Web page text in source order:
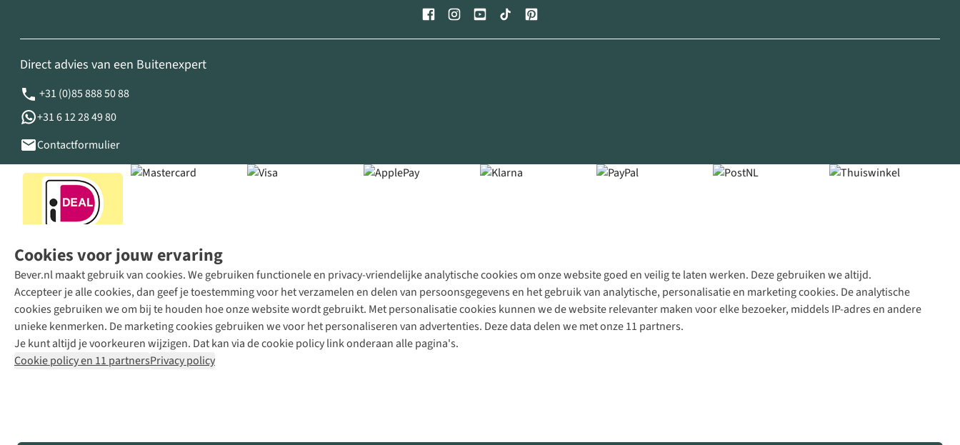
Cookies voor jouw ervaring
Bever.nl maakt gebruik van cookies. We gebruiken functionele en privacy-vriendelijke analytische cookies om onze website goed en veilig te laten werken. Deze gebruiken we altijd.
Accepteer je alle cookies, dan geef je toestemming voor het verzamelen en delen van persoonsgegevens en het gebruik van analytische, personalisatie en marketing cookies. De analytische
cookies gebruiken we om bij te houden hoe onze website wordt gebruikt. Met personalisatie cookies kunnen we de website relevanter maken voor elke bezoeker, middels IP-adres en andere
unieke kenmerken. De marketing cookies gebruiken we voor het personaliseren van advertenties. Deze data delen we met onze 11 partners.
Je kunt altijd je voorkeuren wijzigen. Dat kan via de cookie policy link onderaan alle pagina's.
Cookie policy en 11 partnersPrivacy policy
Direct advies van een Buitenexpert
+31 (0)85 888 50 88
+31 6 12 28 49 80
Contactformulier